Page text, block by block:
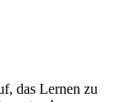
das Lernen zu